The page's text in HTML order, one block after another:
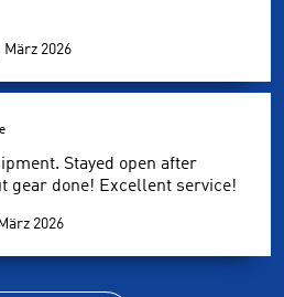
März 2026
Stayed open after
gear done! Excellent service!
März 2026